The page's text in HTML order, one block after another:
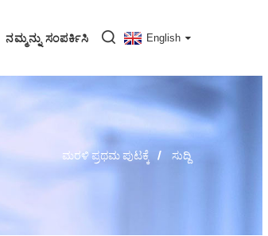
ನಮ್ಮನ್ನು ಸಂಪರ್ಕಿಸಿ English
ಮರಳಿ ಪ್ರಥಮ ಪುಟಕ್ಕೆ ಸುದ್ದಿ